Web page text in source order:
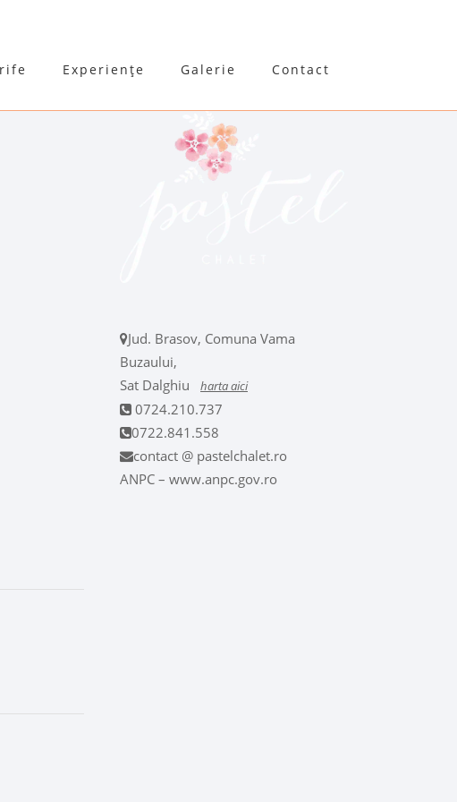
Experiențe Galerie Contact
Jud. Brasov, Comuna Vama
Buzaului,
Sat Dalghiu
harta aici
0724.210.737
0722.841.558
contact @ pastelchalet.ro
ANPC – www.anpc.gov.ro